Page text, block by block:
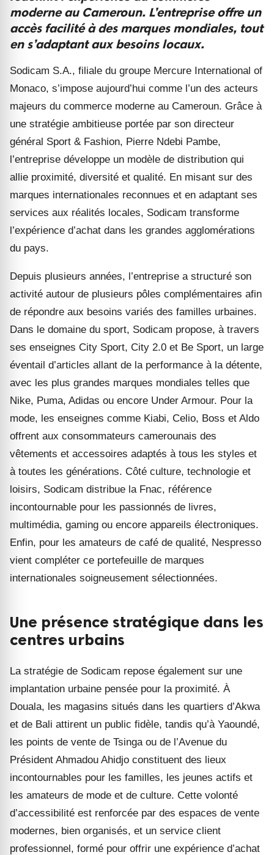
moderne au Cameroun. L’entreprise offre un
accès facilité à des marques mondiales, tout
en s’adaptant aux besoins locaux.
Sodicam S.A., filiale du groupe Mercure International of
Monaco, s’impose aujourd’hui comme l’un des acteurs
majeurs du commerce moderne au Cameroun. Grâce à
une stratégie ambitieuse portée par son directeur
général Sport & Fashion, Pierre Ndebi Pambe,
l’entreprise développe un modèle de distribution qui
allie proximité, diversité et qualité. En misant sur des
marques internationales reconnues et en adaptant ses
services aux réalités locales, Sodicam transforme
l’expérience d’achat dans les grandes agglomérations
du pays.
Depuis plusieurs années, l’entreprise a structuré son
activité autour de plusieurs pôles complémentaires afin
de répondre aux besoins variés des familles urbaines.
Dans le domaine du sport, Sodicam propose, à travers
ses enseignes City Sport, City 2.0 et Be Sport, un large
éventail d’articles allant de la performance à la détente,
avec les plus grandes marques mondiales telles que
Nike, Puma, Adidas ou encore Under Armour. Pour la
mode, les enseignes comme Kiabi, Celio, Boss et Aldo
offrent aux consommateurs camerounais des
vêtements et accessoires adaptés à tous les styles et
à toutes les générations. Côté culture, technologie et
loisirs, Sodicam distribue la Fnac, référence
incontournable pour les passionnés de livres,
multimédia, gaming ou encore appareils électroniques.
Enfin, pour les amateurs de café de qualité, Nespresso
vient compléter ce portefeuille de marques
internationales soigneusement sélectionnées.
Une présence stratégique dans les
centres urbains
La stratégie de Sodicam repose également sur une
implantation urbaine pensée pour la proximité. À
Douala, les magasins situés dans les quartiers d’Akwa
et de Bali attirent un public fidèle, tandis qu’à Yaoundé,
les points de vente de Tsinga ou de l’Avenue du
Président Ahmadou Ahidjo constituent des lieux
incontournables pour les familles, les jeunes actifs et
les amateurs de mode et de culture. Cette volonté
d’accessibilité est renforcée par des espaces de vente
modernes, bien organisés, et un service client
professionnel, formé pour offrir une expérience d’achat